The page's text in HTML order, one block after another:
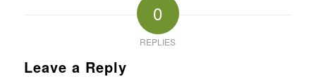
0
REPLIES
Leave a Reply